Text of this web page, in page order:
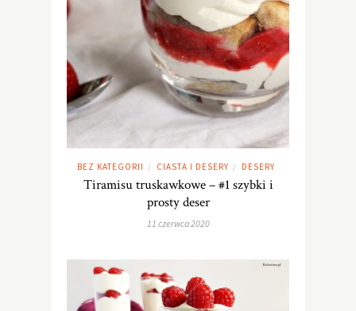
BEZ KATEGORII / CIASTA I DESERY / DESERY
Tiramisu truskawkowe – #1 szybki i
prosty deser
11 czerwca 2020